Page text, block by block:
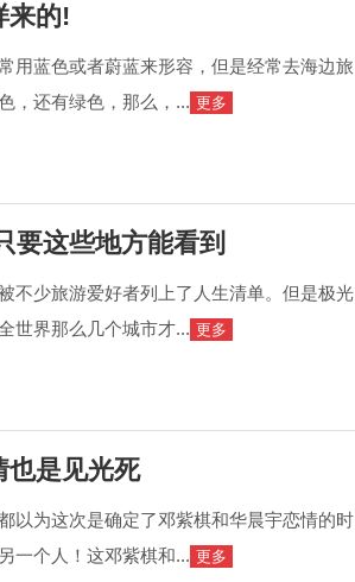
来的!
用蓝色或者蔚蓝来形容，但是经常去海边旅
，还有绿色，那么，... 更多
要这些地方能看到
不少旅游爱好者列上了人生清单。但是极光
世界那么几个城市才... 更多
也是见光死
以为这次是确定了邓紫棋和华晨宇恋情的时
一个人！这邓紫棋和... 更多